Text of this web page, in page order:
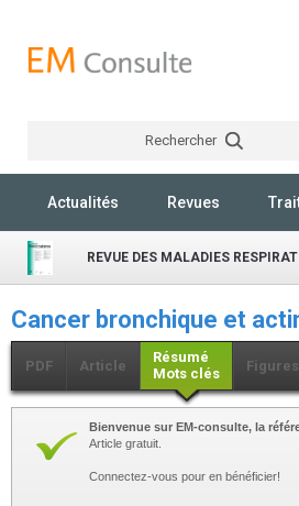
Rechercher
Actualités Revues
REVUE DES MALADIES
Cancer bronchique et
PDF Article
Résumé
Mots clés
Figures
Bienvenue sur EM-consulte, la
Article gratuit.
Connectez-vous pour en bénéficier!